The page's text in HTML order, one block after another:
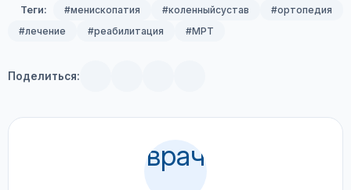
Теги: #менископатия #коленныйсустав
#ортопедия
#лечение
#реабилитация #МРТ
Поделиться: